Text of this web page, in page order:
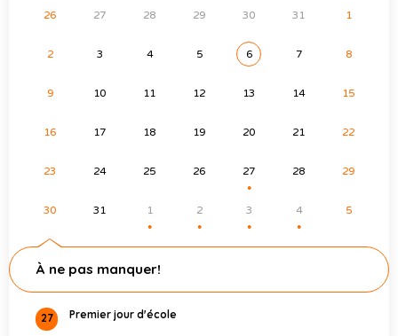
26 27 28 29 30 31 1
2 3 4 5 6 7 8
9 10 11 12 13 14 15
16 17 18 19 20 21 22
23 24 25 26 27
●
28 29
30 31 1
●
2
●
3
●
4
●
5
À ne pas manquer!
27 Premier jour d'école